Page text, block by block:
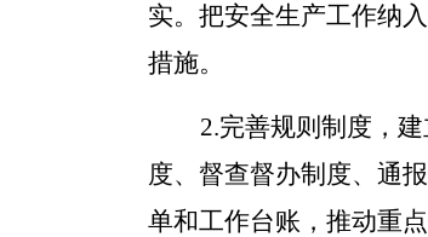
实。把安全生产工作纳
措施。
2.完善规则制度，
度、督查督办制度、通
单和工作台账，推动重